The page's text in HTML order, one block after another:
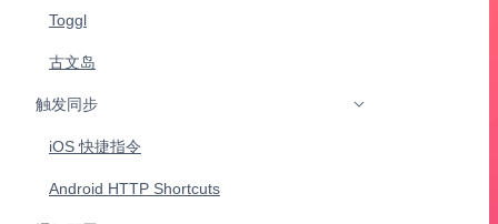
Toggl
古文岛
触发同步
iOS 快捷指令
Android HTTP Shortcuts